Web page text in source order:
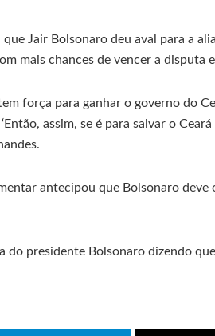
Jair Bolsonaro deu aval para a
mais chances de vencer a disputa
força para ganhar o governo do
assim, se é para salvar o
antecipou que Bolsonaro deve
do presidente Bolsonaro dizendo